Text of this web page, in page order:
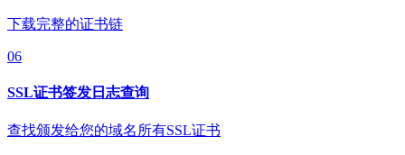
下载完整的证书链
06
SSL证书签发日志查询
查找颁发给您的域名所有SSL证书